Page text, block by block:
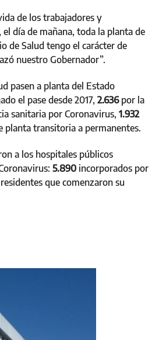
de los trabajadores y
día de mañana, toda la planta de
de Salud tengo el carácter de
nuestro Gobernador”.
pasen a planta del Estado
el pase desde 2017, 2.636 por la
sanitaria por Coronavirus, 1.932
planta transitoria a permanentes.
a los hospitales públicos
5.890 incorporados por
que comenzaron su